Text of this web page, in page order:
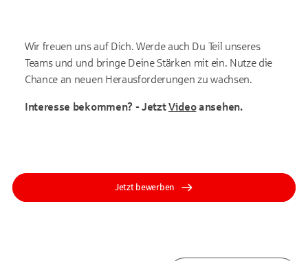
Wir freuen uns auf Dich. Werde auch Du Teil unseres
Teams und und bringe Deine Stärken mit ein. Nutze die
Chance an neuen Herausforderungen zu wachsen.
Interesse bekommen? - JetztVideoansehen.
Jetzt bewerben